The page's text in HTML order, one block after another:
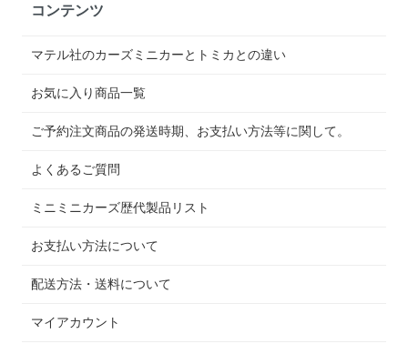
コンテンツ
マテル社のカーズミニカーとトミカとの違い
お気に入り商品一覧
ご予約注文商品の発送時期、お支払い方法等に関して。
よくあるご質問
ミニミニカーズ歴代製品リスト
お支払い方法について
配送方法・送料について
マイアカウント